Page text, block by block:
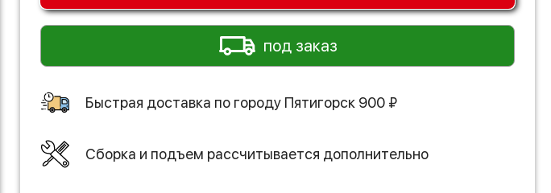
под заказ
Быстрая доставка по городу Пятигорск 900 ₽
Сборка и подъем рассчитывается дополнительно